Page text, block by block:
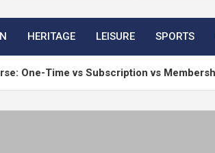
HERITAGE LEISURE SPORTS
vs Subscription vs Membership